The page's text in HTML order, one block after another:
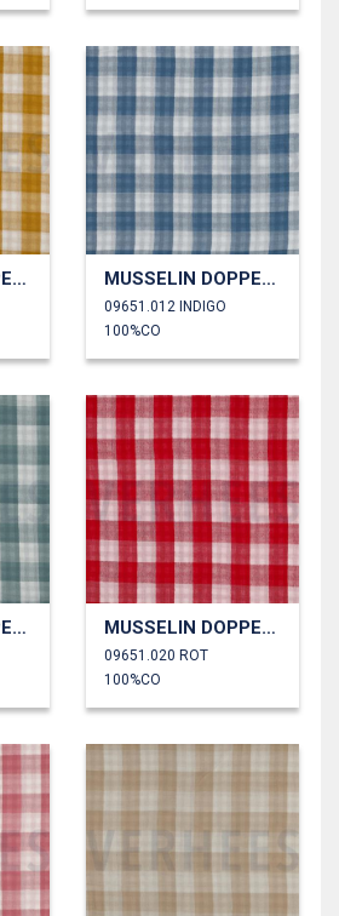
MUSSELIN DOPPELSEITIG KAROS MUSSELIN DOPPELSEITIG KAROS
09651.012 INDIGO
100%CO
MUSSELIN DOPPELSEITIG KAROS MUSSELIN DOPPELSEITIG KAROS
09651.020 ROT
100%CO